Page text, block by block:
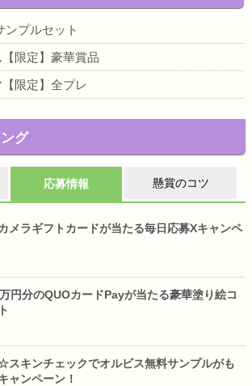
ンプルセット
限定】豪華賞品
限定】全プレ
グ
応募情報 懸賞のコツ
メラギフトカードが当たる毎日応募Xキャンペ
円分のQUOカードPayが当たる豪華塗り絵コ
スキンチェックでオルビス無料サンプルがも
ャンペーン！